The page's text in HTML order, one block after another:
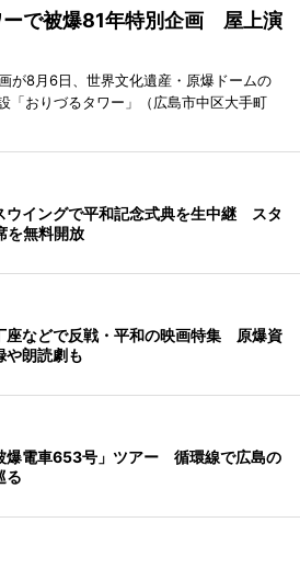
ーで被爆81年特別企画 屋上演
が8月6日、世界文化遺産・原爆ドームの
「おりづるタワー」（広島市中区大手町
ウイングで平和記念式典を生中継 スタ
を無料開放
座などで反戦・平和の映画特集 原爆資
や朗読劇も
爆電車653号」ツアー 循環線で広島の
る